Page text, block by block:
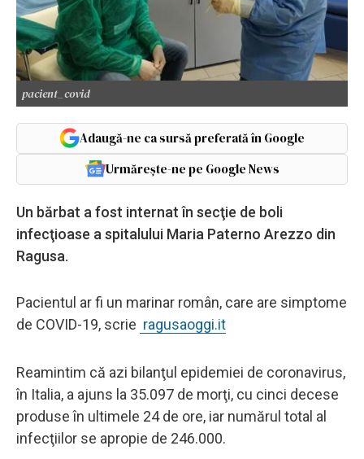
pacient_covid
Adaugă-ne ca sursă preferată în Google
Urmărește-ne pe Google News
Un bărbat a fost internat în secţie de boli
infecţioase a spitalului Maria Paterno Arezzo din
Ragusa.
Pacientul ar fi un marinar român, care are simptome
de COVID-19, scrie ragusaoggi.it
Reamintim că azi bilanţul epidemiei de coronavirus,
în Italia, a ajuns la 35.097 de morţi, cu cinci decese
produse în ultimele 24 de ore, iar numărul total al
infecţiilor se apropie de 246.000.